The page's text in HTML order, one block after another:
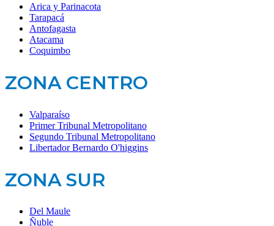
Arica y Parinacota
Tarapacá
Antofagasta
Atacama
Coquimbo
ZONA CENTRO
Valparaíso
Primer Tribunal Metropolitano
Segundo Tribunal Metropolitano
Libertador Bernardo O'higgins
ZONA SUR
Del Maule
Ñuble